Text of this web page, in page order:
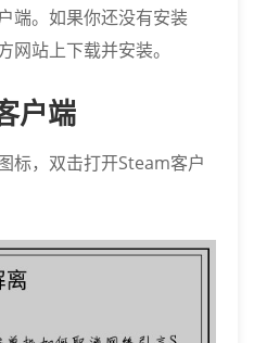
端。如果你还没有安装
网站上下载并安装。
户端
标，双击打开Steam客户